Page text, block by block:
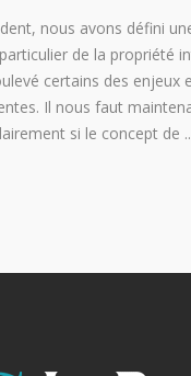
nous avons défini
de la propriété
certains des enjeux
Il nous faut
si le concept de